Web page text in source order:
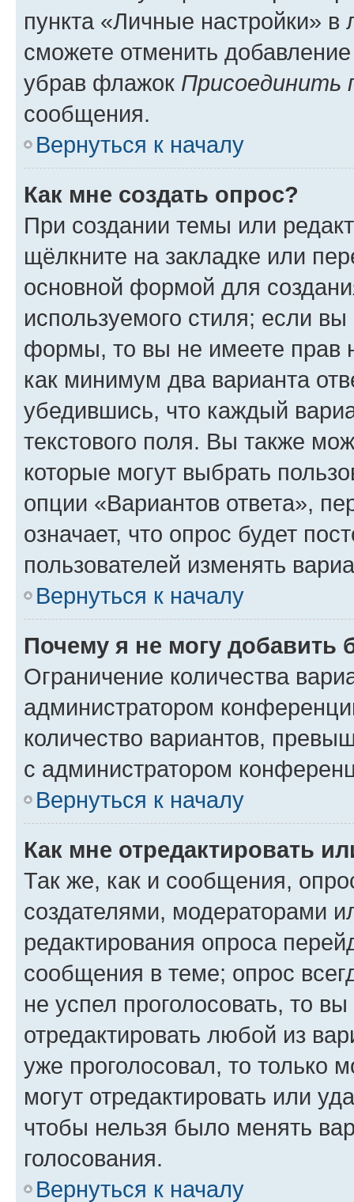
пункта «Личные настройки»
сможете отменить
убрав флажок Присоединить
сообщения.
Вернуться к началу
Как мне создать опрос?
При создании темы или
щёлкните на закладке или
основной формой для
используемого стиля; если
формы, то вы не имеете прав
как минимум два варианта
убедившись, что каждый
текстового поля. Вы также
которые могут выбрать
опции «Вариантов ответа»,
означает, что опрос будет
пользователей изменять
Вернуться к началу
Почему я не могу добавить
Ограничение количества
администратором
количество вариантов,
с администратором
Вернуться к началу
Как мне отредактировать
Так же, как и сообщения,
создателями, модераторами
редактирования опроса
сообщения в теме; опрос
не успел проголосовать, то
отредактировать любой из
уже проголосовал, то только
могут отредактировать или
чтобы нельзя было менять
голосования.
Вернуться к началу